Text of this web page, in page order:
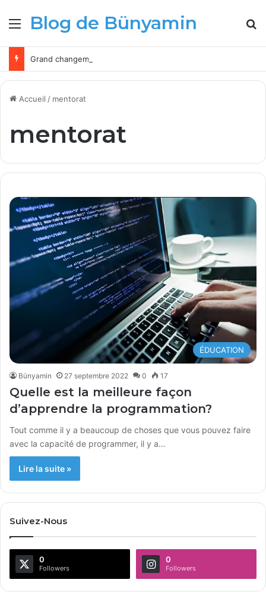
Menu
Blog de Bünyamin
Accueil / mentorat
mentorat
ÉDUCATION
Bünyamin 27 septembre 2022 0 17
Quelle est la meilleure façon
d’apprendre la programmation?
Tout comme il y a beaucoup de choses que vous pouvez faire
avec la capacité de programmer, il y a…
Lire la suite »
Suivez-Nous
0
Followers
0
Followers